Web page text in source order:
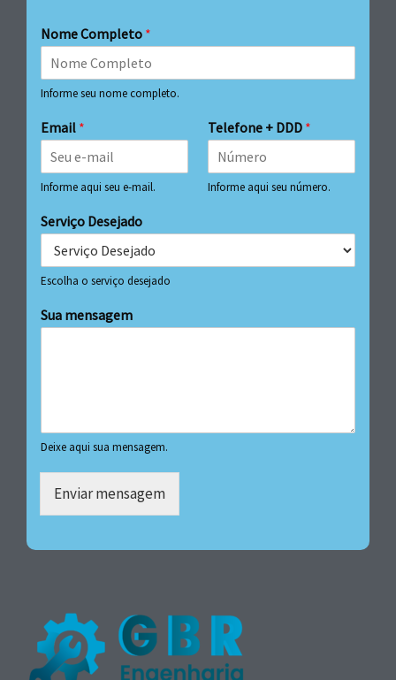
Nome Completo *
Informe seu nome completo.
Email *
Informe aqui seu e-mail.
Telefone + DDD *
Informe aqui seu número.
Serviço Desejado
Escolha o serviço desejado
Sua mensagem
Deixe aqui sua mensagem.
Enviar mensagem